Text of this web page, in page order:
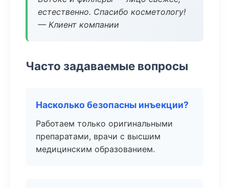
естественно. Спасибо косметологу!
— Клиент компании
Часто задаваемые вопросы
Насколько безопасны инъекции?
Работаем только оригинальными
препаратами, врачи с высшим
медицинским образованием.